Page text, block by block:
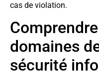
cas de violation.
domaines
sécurité